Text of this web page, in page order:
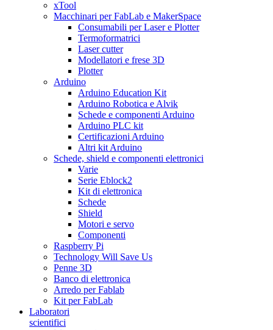
xTool
Macchinari per FabLab e MakerSpace
Consumabili per Laser e Plotter
Termoformatrici
Laser cutter
Modellatori e frese 3D
Plotter
Arduino
Arduino Education Kit
Arduino Robotica e Alvik
Schede e componenti Arduino
Arduino PLC kit
Certificazioni Arduino
Altri kit Arduino
Schede, shield e componenti elettronici
Varie
Serie Eblock2
Kit di elettronica
Schede
Shield
Motori e servo
Componenti
Raspberry Pi
Technology Will Save Us
Penne 3D
Banco di elettronica
Arredo per Fablab
Kit per FabLab
Laboratori
scientifici